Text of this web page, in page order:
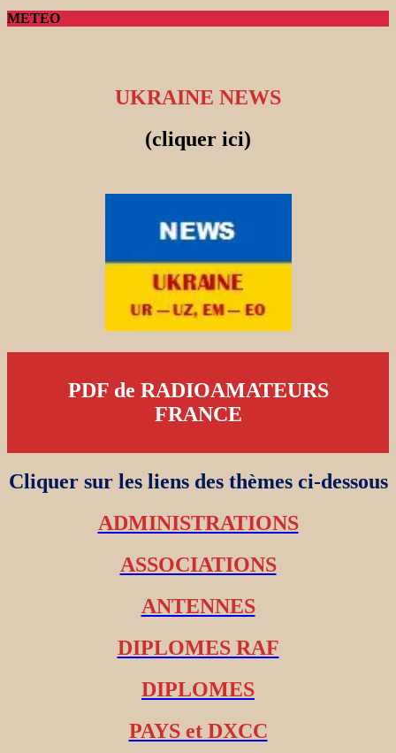
METEO
UKRAINE NEWS
(cliquer ici)
PDF de RADIOAMATEURS
FRANCE
Cliquer sur les liens des thèmes ci-dessous
ADMINISTRATIONS
ASSOCIATIONS
ANTENNES
DIPLOMES RAF
DIPLOMES
PAYS et DXCC